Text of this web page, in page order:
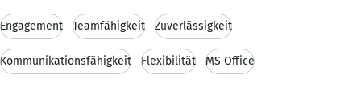
Engagement Teamfähigkeit Zuverlässigkeit
Kommunikationsfähigkeit Flexibilität MS Office